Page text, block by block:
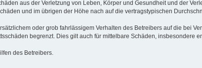
aus der Verletzung von Leben, Körper und Gesundheit und der
und im übrigen der Höhe nach auf die vertragstypischen
oder grob fahrlässigem Verhalten des Betreibers auf die bei
begrenzt. Dies gilt auch für mittelbare Schäden, insbesondere
des Betreibers.